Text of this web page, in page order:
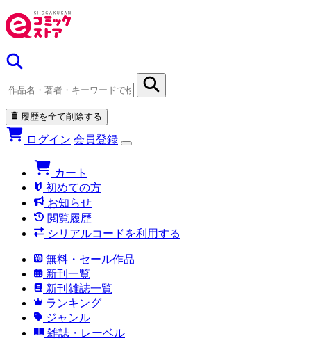
履歴を全て削除する
ログイン 会員登録
カート
初めての方
お知らせ
閲覧履歴
シリアルコードを利用する
無料・セール作品
新刊一覧
新刊雑誌一覧
ランキング
ジャンル
雑誌・レーベル